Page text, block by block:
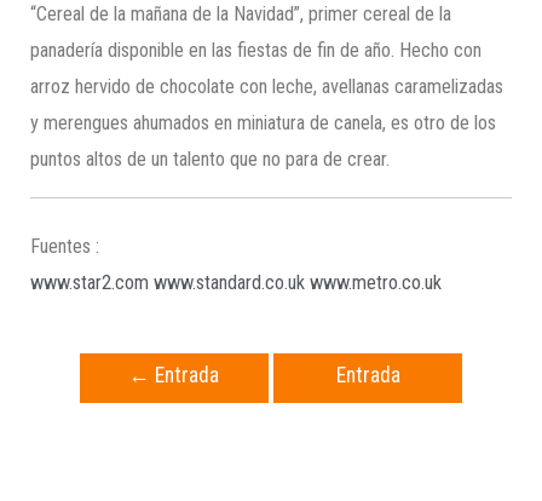
“Cereal de la mañana de la Navidad”, primer cereal de la
panadería disponible en las fiestas de fin de año. Hecho con
arroz hervido de chocolate con leche, avellanas caramelizadas
y merengues ahumados en miniatura de canela, es otro de los
puntos altos de un talento que no para de crear.
Fuentes :
www.star2.com www.standard.co.uk www.metro.co.uk
← Entrada
Entrada